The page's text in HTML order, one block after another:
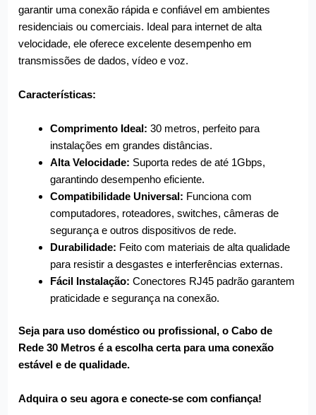
garantir uma conexão rápida e confiável em ambientes
residenciais ou comerciais. Ideal para internet de alta
velocidade, ele oferece excelente desempenho em
transmissões de dados, vídeo e voz.
Características:
Comprimento Ideal: 30 metros, perfeito para
instalações em grandes distâncias.
Alta Velocidade: Suporta redes de até 1Gbps,
garantindo desempenho eficiente.
Compatibilidade Universal: Funciona com
computadores, roteadores, switches, câmeras de
segurança e outros dispositivos de rede.
Durabilidade: Feito com materiais de alta qualidade
para resistir a desgastes e interferências externas.
Fácil Instalação: Conectores RJ45 padrão garantem
praticidade e segurança na conexão.
Seja para uso doméstico ou profissional, o Cabo de
Rede 30 Metros é a escolha certa para uma conexão
estável e de qualidade.
Adquira o seu agora e conecte-se com confiança!